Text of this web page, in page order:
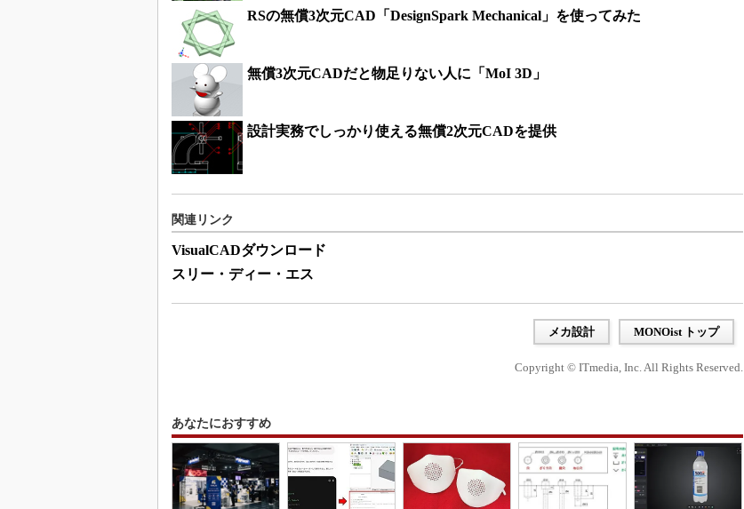
RSの無償3次元CAD「DesignSpark Mechanical」を使ってみた
無償3次元CADだと物足りない人に「MoI 3D」
設計実務でしっかり使える無償2次元CADを提供
関連リンク
VisualCADダウンロード
スリー・ディー・エス
メカ設計 MONOist トップ
Copyright © ITmedia, Inc. All Rights Reserved.
あなたにおすすめ